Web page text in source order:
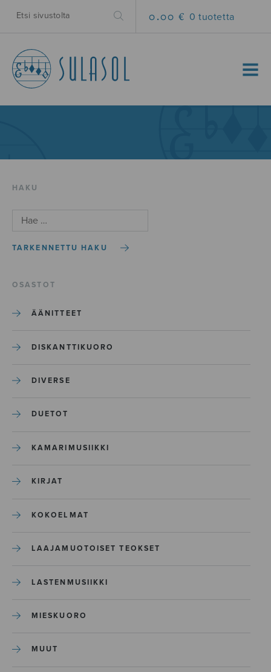
0.00 € 0 tuotetta
MENU
HAKU
TARKENNETTU HAKU
OSASTOT
ÄÄNITTEET
DISKANTTIKUORO
DIVERSE
DUETOT
KAMARIMUSIIKKI
KIRJAT
KOKOELMAT
LAAJAMUOTOISET TEOKSET
LASTENMUSIIKKI
MIESKUORO
MUUT